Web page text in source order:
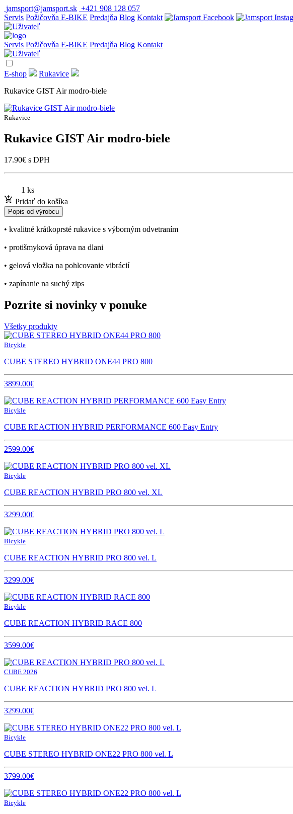
jamsport@jamsport.sk +421 908 128 057
Servis Požičovňa E-BIKE Predajňa Blog Kontakt
Servis Požičovňa E-BIKE Predajňa Blog Kontakt
E-shop
Rukavice
Rukavice GIST Air modro-biele
Rukavice
Rukavice GIST Air modro-biele
17.90€ s DPH
1 ks
Pridať do košíka
Popis od výrobcu
• kvalitné krátkoprsté rukavice s výborným odvetraním
• protišmyková úprava na dlani
• gelová vložka na pohlcovanie vibrácií
• zapínanie na suchý zips
Pozrite si novinky v ponuke
Všetky produkty
Bicykle
CUBE STEREO HYBRID ONE44 PRO 800
3899.00€
Bicykle
CUBE REACTION HYBRID PERFORMANCE 600 Easy Entry
2599.00€
Bicykle
CUBE REACTION HYBRID PRO 800 vel. XL
3299.00€
Bicykle
CUBE REACTION HYBRID PRO 800 vel. L
3299.00€
Bicykle
CUBE REACTION HYBRID RACE 800
3599.00€
CUBE 2026
CUBE REACTION HYBRID PRO 800 vel. L
3299.00€
Bicykle
CUBE STEREO HYBRID ONE22 PRO 800 vel. L
3799.00€
Bicykle